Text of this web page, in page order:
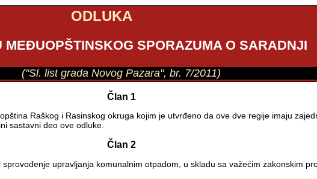
ODLUKA
MEĐUOPŠTINSKOG SPORAZUMA O SARADNJI
("Sl. list grada Novog Pazara", br. 7/2011)
Član 1
Raškog i Rasinskog okruga kojim je utvrđeno da ove dve regije imaju
sastavni deo ove odluke.
Član 2
upravljanja komunalnim otpadom, u skladu sa važećim zakonskim